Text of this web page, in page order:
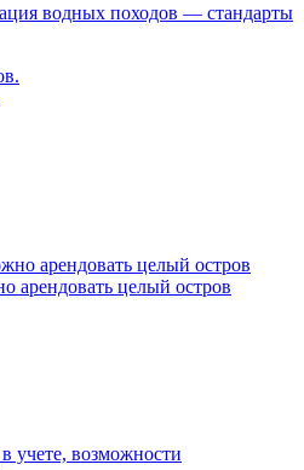
водных походов — стандарты
арендовать целый остров